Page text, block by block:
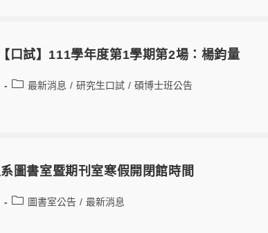
口試】111學年度第1學期第2場：楊鈞量
最新消息 / 研究生口試 / 碩博士班公告
圖書室暨期刊室寒假開閉館時間
圖書室公告 / 最新消息